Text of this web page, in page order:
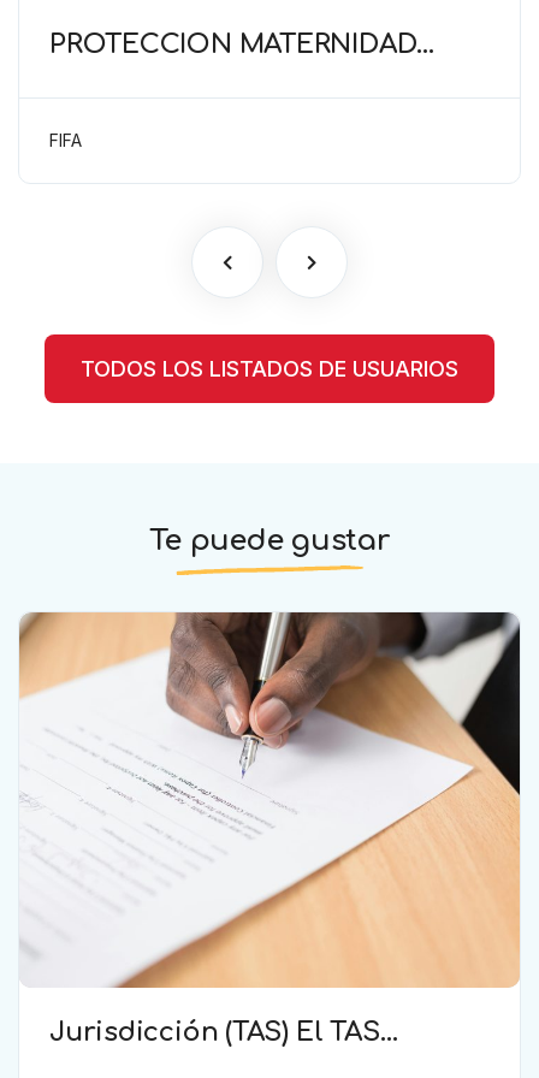
PROTECCIÓN MATERNIDAD
empleador para proteger el
embarazo
FIFA
TODOS LOS LISTADOS DE USUARIOS
Te puede gustar
Jurisdicción (TAS) El TAS